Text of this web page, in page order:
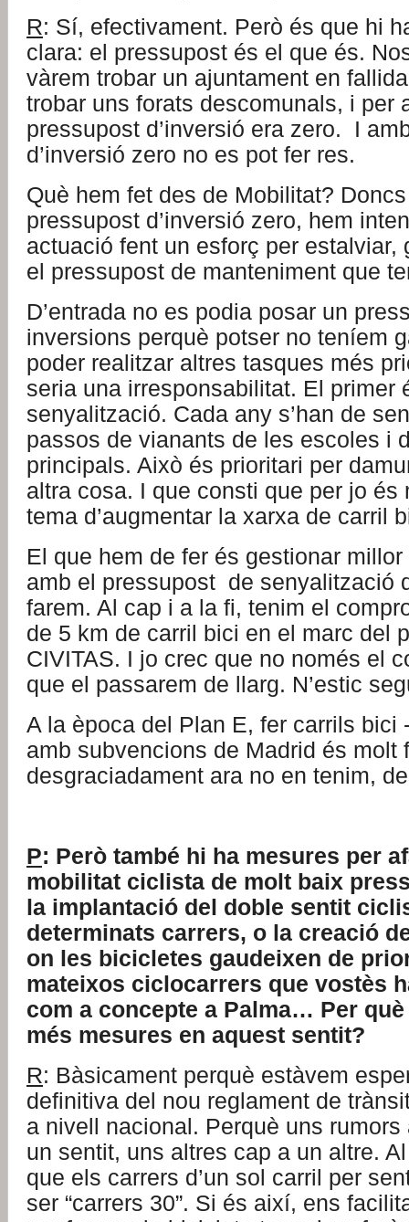
R: Sí, efectivament. Però és que hi
clara: el pressupost és el que és.
vàrem trobar un ajuntament en
trobar uns forats descomunals, i per
pressupost d’inversió era zero. I
d’inversió zero no es pot fer res.
Què hem fet des de Mobilitat?
pressupost d’inversió zero, hem
actuació fent un esforç per estalviar,
el pressupost de manteniment que
D’entrada no es podia posar un
inversions perquè potser no teníem
poder realitzar altres tasques més
seria una irresponsabilitat. El primer
senyalització. Cada any s’han de
passos de vianants de les escoles i
principals. Això és prioritari per
altra cosa. I que consti que per jo és
tema d’augmentar la xarxa de carril
El que hem de fer és gestionar
amb el pressupost de senyalització
farem. Al cap i a la fi, tenim el
de 5 km de carril bici en el marc del
CIVITAS. I jo crec que no només el
que el passarem de llarg. N’estic
A la època del Plan E, fer carrils bici
amb subvencions de Madrid és molt
desgraciadament ara no en tenim,
P: Però també hi ha mesures per
mobilitat ciclista de molt baix
la implantació del doble sentit
determinats carrers, o la creació
on les bicicletes gaudeixen de
mateixos ciclocarrers que vostès
com a concepte a Palma… Per què
més mesures en aquest sentit?
R: Bàsicament perquè estàvem
definitiva del nou reglament de
a nivell nacional. Perquè uns
un sentit, uns altres cap a un altre.
que els carrers d’un sol carril per
ser “carrers 30”. Si és així, ens